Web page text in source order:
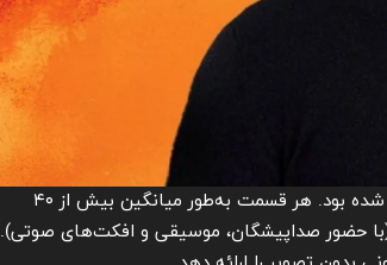
این اثر ابتدا به‌صورت یک پادکست ۱۲ قسمتی در پلتفرم Spotify منتشر شده بود. هر قسمت به‌طور میانگین بیش از ۴۰
(با حضور صداپیشگان، موسیقی و افکت‌های صوتی).